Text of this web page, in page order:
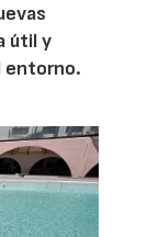
útil y
entorno.